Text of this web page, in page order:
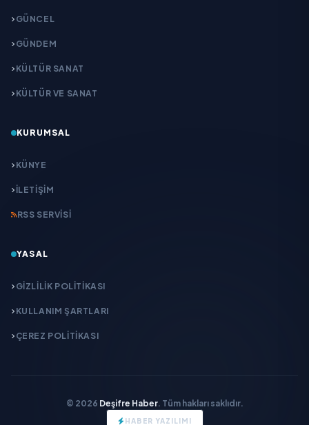
GÜNCEL
GÜNDEM
KÜLTÜR SANAT
KÜLTÜR VE SANAT
KURUMSAL
KÜNYE
İLETIŞIM
RSS SERVISI
YASAL
GIZLILIK POLITIKASI
KULLANIM ŞARTLARI
ÇEREZ POLITIKASI
© 2026 Deşifre Haber. Tüm hakları saklıdır.
HABER YAZILIMI